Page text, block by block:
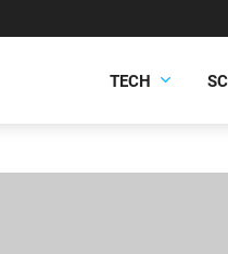
TECH